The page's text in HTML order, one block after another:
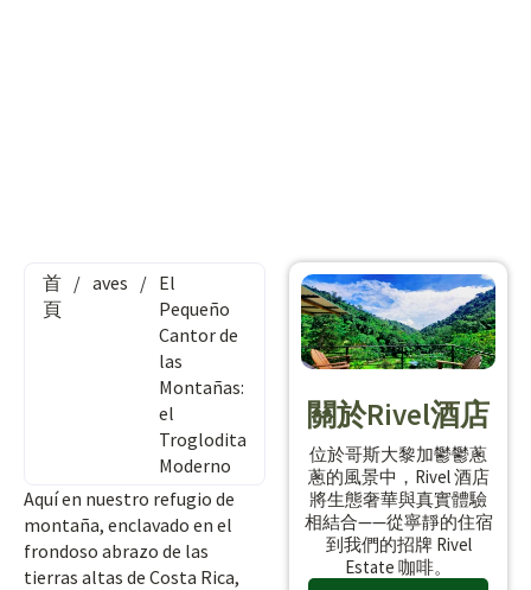
首
頁
/ aves / El
Pequeño
Cantor de
las
Montañas:
el
Troglodita
Moderno
Aquí en nuestro refugio de
montaña, enclavado en el
frondoso abrazo de las
tierras altas de Costa Rica,
關於Rivel酒店
位於哥斯大黎加鬱鬱蔥
蔥的風景中，Rivel 酒店
將生態奢華與真實體驗
相結合——從寧靜的住宿
到我們的招牌 Rivel
Estate 咖啡。